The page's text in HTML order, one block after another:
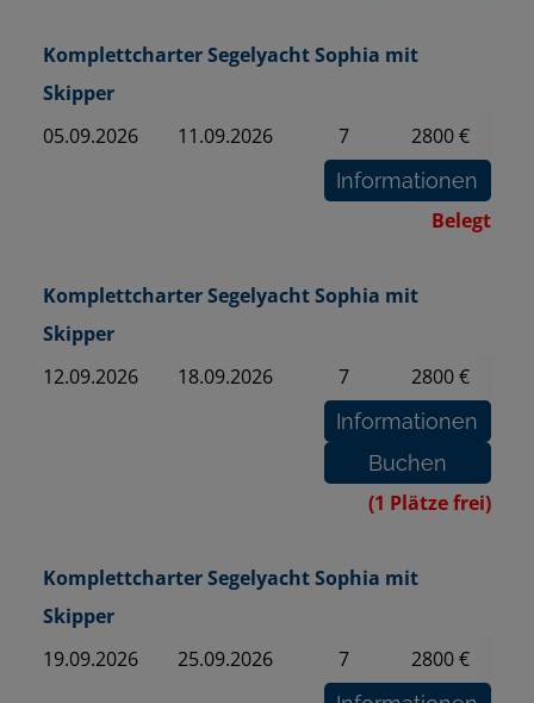
Komplettcharter Segelyacht Sophia mit
Skipper
05.09.2026
11.09.2026 7 2800 €
Belegt
Komplettcharter Segelyacht Sophia mit
Skipper
12.09.2026
18.09.2026 7 2800 €
(1 Plätze frei)
Komplettcharter Segelyacht Sophia mit
Skipper
19.09.2026
25.09.2026 7 2800 €